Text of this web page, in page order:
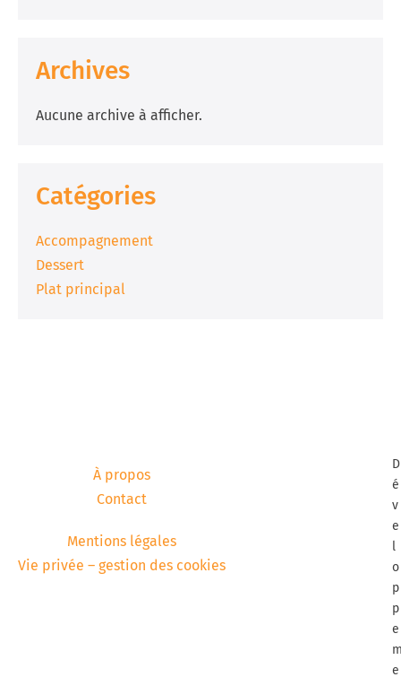
Archives
Aucune archive à afficher.
Catégories
Accompagnement
Dessert
Plat principal
À propos
Contact
Mentions légales
Vie privée – gestion des cookies
D
é
v
e
l
o
p
p
e
e